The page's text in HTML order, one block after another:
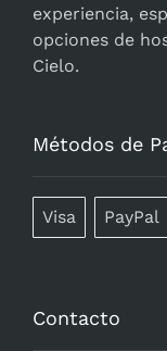
experiencia,
opciones de
Cielo.
Métodos de
Visa PayPal
Contacto